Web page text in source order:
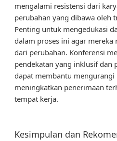
mengalami resistensi dari
perubahan yang dibawa oleh
Penting untuk mengedukasi
dalam proses ini agar mereka
dari perubahan. Konferensi
pendekatan yang inklusif dan
dapat membantu mengurangi
meningkatkan penerimaan
tempat kerja.
Kesimpulan dan